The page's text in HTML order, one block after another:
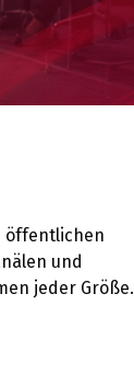
öffentlichen
und
jeder Größe.